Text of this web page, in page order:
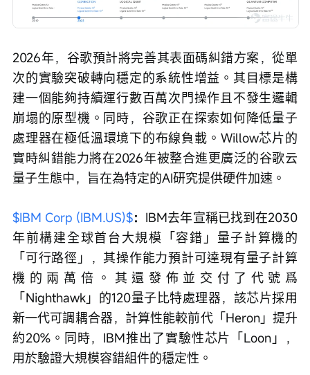
2026年，谷歌預計將完善其表面碼糾錯方案，從單
次的實驗突破轉向穩定的系統性增益。其目標是構
建一個能夠持續運行數百萬次門操作且不發生邏輯
崩塌的原型機。同時，谷歌正在探索如何降低量子
處理器在極低溫環境下的布線負載。Willow芯片的
實時糾錯能力將在2026年被整合進更廣泛的谷歌云
量子生態中，旨在為特定的AI研究提供硬件加速。
$IBM Corp (IBM.US)$： IBM去年宣稱已找到在2030
年前構建全球首台大規模「容錯」量子計算機的
「可行路徑」，其操作能力預計可達現有量子計算
機的兩萬倍。其還發佈並交付了代號爲
「Nighthawk」的120量子比特處理器，該芯片採用
新一代可調耦合器，計算性能較前代「Heron」提升
約20%。同時，IBM推出了實驗性芯片「Loon」，
用於驗證大規模容錯組件的穩定性。